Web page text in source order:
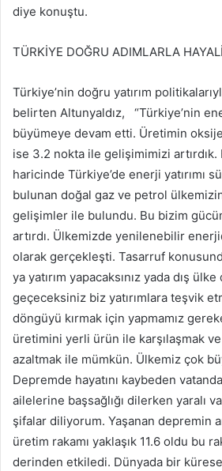
diye konuştu.
TÜRKİYE DOĞRU ADIMLARLA
Türkiye’nin doğru yatırım
belirten Altunyaldız, “Türkiye’nin
büyümeye devam etti. Üretimin
ise 3.2 nokta ile gelişimimizi artırdık.
haricinde Türkiye’de enerji yatırımı
bulunan doğal gaz ve petrol
gelişimler ile bulundu. Bu bizim
artırdı. Ülkemizde yenilenebilir
olarak gerçekleşti. Tasarruf
ya yatırım yapacaksınız yada dış
geçeceksiniz biz yatırımlara teşvik
döngüyü kırmak için yapmamız
üretimini yerli ürün ile karşılaşmak ve
azaltmak ile mümkün. Ülkemiz çok
Depremde hayatını kaybeden
ailelerine başsağlığı dilerken yaralı
şifalar diliyorum. Yaşanan depremin
üretim rakamı yaklaşık 11.6 oldu bu
derinden etkiledi. Dünyada bir